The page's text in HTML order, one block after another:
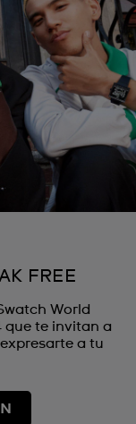
FREE
World
que te invitan a
a tu